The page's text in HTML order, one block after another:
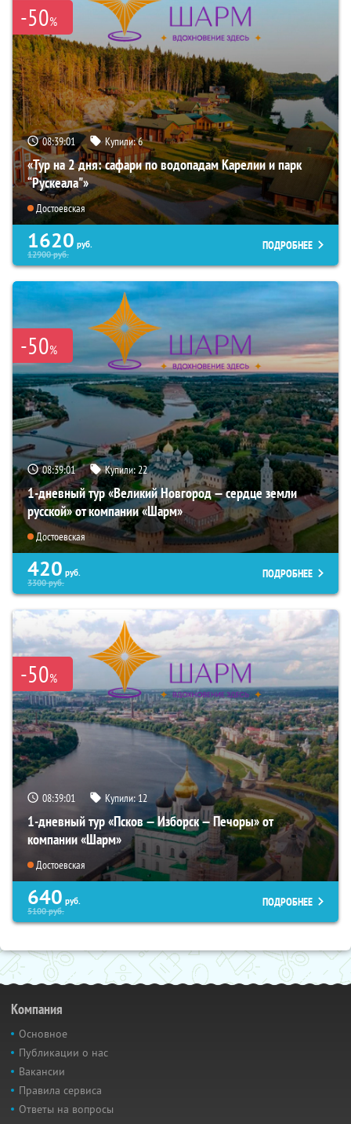
-50%
08:38:59 Купили:6
«Тур на 2 дня: сафари по водопадам Карелии и парк
“Рускеала"»
Достоевская
1620 руб.
12900руб.
ПОДРОБНЕЕ
-50%
08:38:59 Купили:22
1-дневный тур «Великий Новгород — сердце земли
русской» от компании «Шарм»
Достоевская
420 руб.
3300руб.
ПОДРОБНЕЕ
-50%
08:38:59 Купили:12
1-дневный тур «Псков — Изборск — Печоры» от
компании «Шарм»
Достоевская
640 руб.
5100руб.
ПОДРОБНЕЕ
Компания
Основное
Публикации о нас
Вакансии
Правила сервиса
Ответы на вопросы